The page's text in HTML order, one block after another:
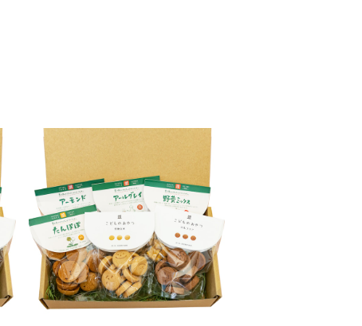
ラルビーガンクッキーお得大袋
ございました。
やつMIX【VEGAN】
）